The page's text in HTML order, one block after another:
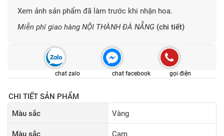
Xem ảnh sản phẩm đã làm trước khi nhận hoa.
Miễn phí giao hàng NỘI THÀNH ĐÀ NẴNG (chi tiết)
chat zalo chat facebook gọi điện
CHI TIẾT SẢN PHẨM
Màu sắc
Vàng
Màu sắc Cam